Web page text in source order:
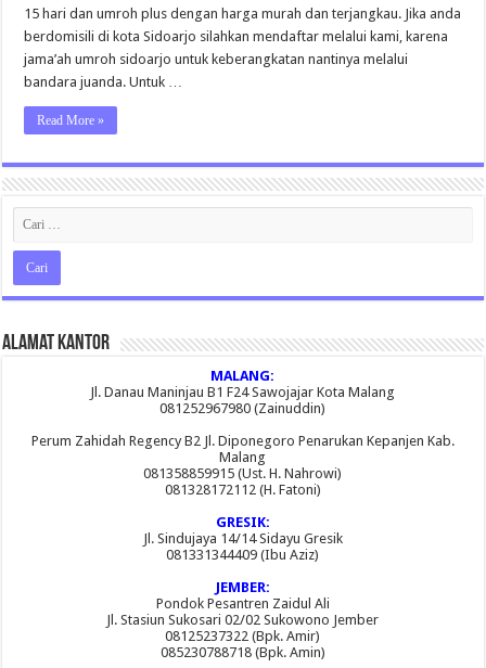
15 hari dan umroh plus dengan harga murah dan terjangkau. Jika anda
berdomisili di kota Sidoarjo silahkan mendaftar melalui kami, karena
jama’ah umroh sidoarjo untuk keberangkatan nantinya melalui
bandara juanda. Untuk …
Read More »
Alamat Kantor
MALANG:
Jl. Danau Maninjau B1 F24 Sawojajar Kota Malang
081252967980 (Zainuddin)
Perum Zahidah Regency B2 Jl. Diponegoro Penarukan Kepanjen Kab.
Malang
081358859915 (Ust. H. Nahrowi)
081328172112 (H. Fatoni)
GRESIK:
Jl. Sindujaya 14/14 Sidayu Gresik
081331344409 (Ibu Aziz)
JEMBER:
Pondok Pesantren Zaidul Ali
Jl. Stasiun Sukosari 02/02 Sukowono Jember
08125237322 (Bpk. Amir)
085230788718 (Bpk. Amin)